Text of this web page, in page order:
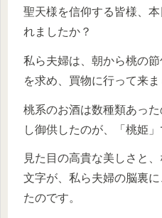
聖天様を信仰する皆様、
れましたか？
私ら夫婦は、朝から桃の
を求め、買物に行って来ま
桃系のお酒は数種類あっ
し御供したのが、「桃姫」
見た目の高貴な美しさと
文字が、私ら夫婦の脳裏
たのです。